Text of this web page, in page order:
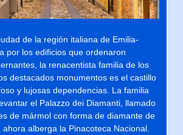
de la región italiana de Emilia-
por los edificios que ordenaron
la renacentista familia de los
destacados monumentos es el castillo
y lujosas dependencias. La familia
el Palazzo dei Diamanti, llamado
de mármol con forma de diamante de
alberga la Pinacoteca Nacional.